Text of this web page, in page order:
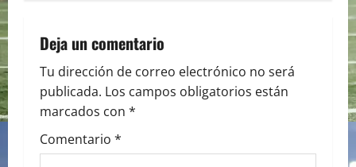
a
v
i
g
Deja un comentario
Tu dirección de correo electrónico no será
publicada. Los campos obligatorios están
marcados con *
Comentario *